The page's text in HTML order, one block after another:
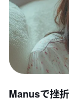
Manusで挫